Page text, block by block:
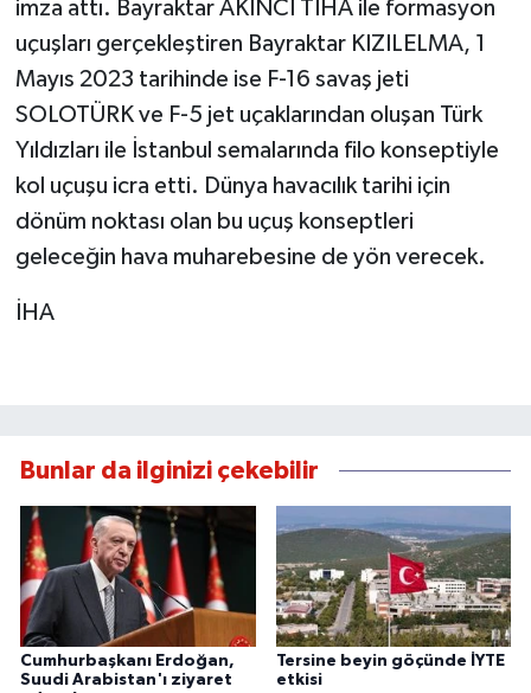
imza attı. Bayraktar AKINCI TİHA ile formasyon
uçuşları gerçekleştiren Bayraktar KIZILELMA, 1
Mayıs 2023 tarihinde ise F-16 savaş jeti
SOLOTÜRK ve F-5 jet uçaklarından oluşan Türk
Yıldızları ile İstanbul semalarında filo konseptiyle
kol uçuşu icra etti. Dünya havacılık tarihi için
dönüm noktası olan bu uçuş konseptleri
geleceğin hava muharebesine de yön verecek.
İHA
Bunlar da ilginizi çekebilir
Cumhurbaşkanı Erdoğan,
Suudi Arabistan'ı ziyaret
Tersine beyin göçünde İYTE
etkisi